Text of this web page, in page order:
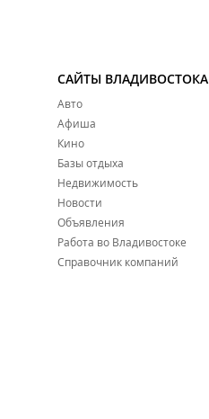
САЙТЫ ВЛАДИВОСТОКА
Авто
Афиша
Кино
Базы отдыха
Недвижимость
Новости
Объявления
Работа во Владивостоке
Справочник компаний